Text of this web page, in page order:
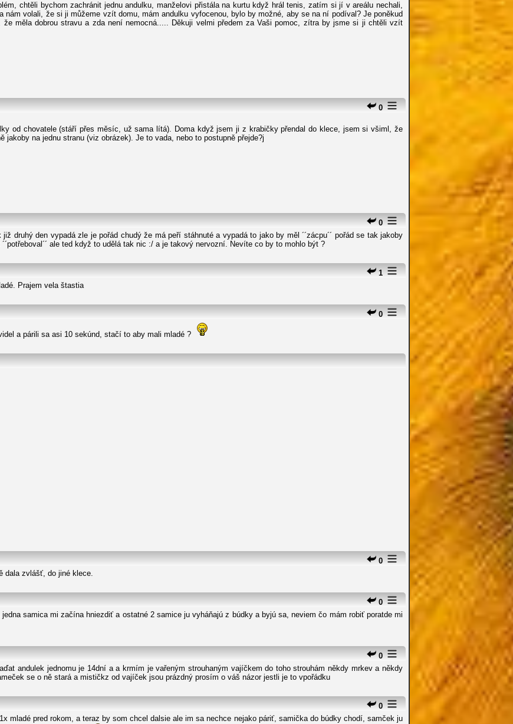
chtěli bychom zachránit jednu andulku, manželovi přistála na kurtu když hrál tenis, zatím si jí v areálu nechali,
nám volali, že si ji můžeme vzít domu, mám andulku vyfocenou, bylo by možné, aby se na ní podíval? Je poněkud
měla dobrou stravu a zda není nemocná..... Děkuji velmi předem za Vaši pomoc, zítra by jsme si ji chtěli vzít
0
od chovatele (stáří přes měsíc, už sama lítá). Doma když jsem ji z krabičky přendal do klece, jsem si všiml, že
jakoby na jednu stranu (viz obrázek). Je to vada, nebo to postupně přejde?j
0
druhý den vypadá zle je pořád chudý že má peří stáhnuté a vypadá to jako by měl ´´zácpu´´ pořád se tak jakoby
ale ted když to udělá tak nic :/ a je takový nervozní. Nevíte co by to mohlo být ?
1
Prajem vela štastia
0
a párili sa asi 10 sekúnd, stačí to aby mali mladé ?
0
dala zvlášť, do jiné klece.
0
samica mi začína hniezdiť a ostatné 2 samice ju vyháňajú z búdky a byjú sa, neviem čo mám robiť poratde mi
0
andulek jednomu je 14dní a a krmím je vařeným strouhaným vajíčkem do toho strouhám někdy mrkev a někdy
se o ně stará a mističkz od vajíček jsou prázdný prosím o váš názor jestli je to vpořádku
0
mladé pred rokom, a teraz by som chcel dalsie ale im sa nechce nejako páriť, samička do búdky chodí, samček ju